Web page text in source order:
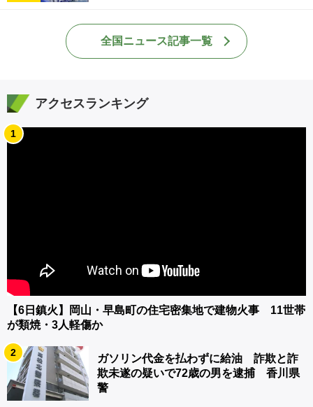
全国ニュース記事一覧
アクセスランキング
1
【6日鎮火】岡山・早島町の住宅密集地で建物火事 11世帯
が類焼・3人軽傷か
2
ガソリン代金を払わずに給油 詐欺と詐
欺未遂の疑いで72歳の男を逮捕 香川県
警